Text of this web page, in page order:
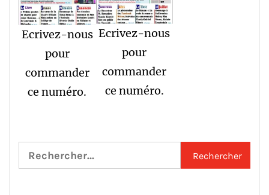
Ecrivez-nous
pour
commander
ce numéro.
Ecrivez-nous
pour
commander
ce numéro.
Rechercher :